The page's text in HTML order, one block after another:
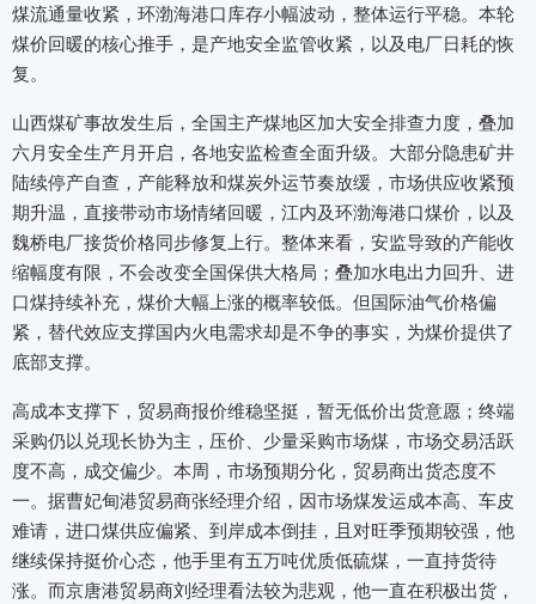
煤流通量收紧，环渤海港口库存小幅波动，整体运行平稳。本轮
煤价回暖的核心推手，是产地安全监管收紧，以及电厂日耗的恢
复。
山西煤矿事故发生后，全国主产煤地区加大安全排查力度，叠加
六月安全生产月开启，各地安监检查全面升级。大部分隐患矿井
陆续停产自查，产能释放和煤炭外运节奏放缓，市场供应收紧预
期升温，直接带动市场情绪回暖，江内及环渤海港口煤价，以及
魏桥电厂接货价格同步修复上行。整体来看，安监导致的产能收
缩幅度有限，不会改变全国保供大格局；叠加水电出力回升、进
口煤持续补充，煤价大幅上涨的概率较低。但国际油气价格偏
紧，替代效应支撑国内火电需求却是不争的事实，为煤价提供了
底部支撑。
高成本支撑下，贸易商报价维稳坚挺，暂无低价出货意愿；终端
采购仍以兑现长协为主，压价、少量采购市场煤，市场交易活跃
度不高，成交偏少。本周，市场预期分化，贸易商出货态度不
一。据曹妃甸港贸易商张经理介绍，因市场煤发运成本高、车皮
难请，进口煤供应偏紧、到岸成本倒挂，且对旺季预期较强，他
继续保持挺价心态，他手里有五万吨优质低硫煤，一直持货待
涨。而京唐港贸易商刘经理看法较为悲观，他一直在积极出货，